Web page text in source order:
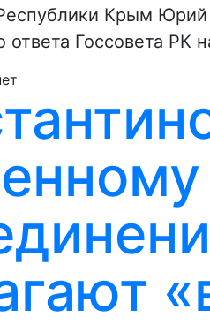
Крым
ответа Госсовета РК